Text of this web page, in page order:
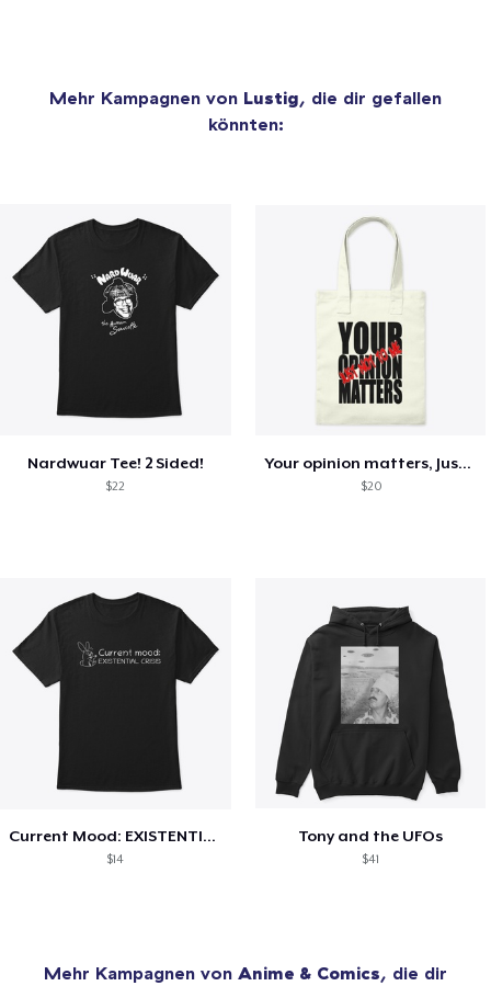
Mehr Kampagnen von Lustig, die dir gefallen
könnten:
Nardwuar Tee! 2 Sided!
$22
Your opinion matters, Just not to me!
$20
Current Mood: EXISTENTIAL CRISIS
$14
Tony and the UFOs
$41
Mehr Kampagnen von Anime & Comics, die dir